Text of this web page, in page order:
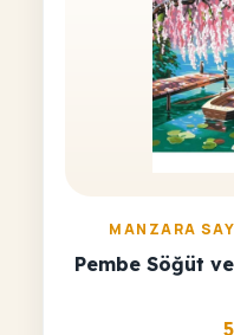
MANZARA
Pembe Söğüt